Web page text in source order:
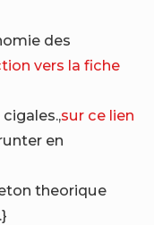
des
vers la fiche
sur ce lien
en
theorique
.}